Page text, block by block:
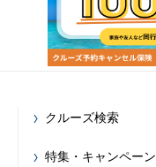
クルーズ検索
特集・キャンペーン